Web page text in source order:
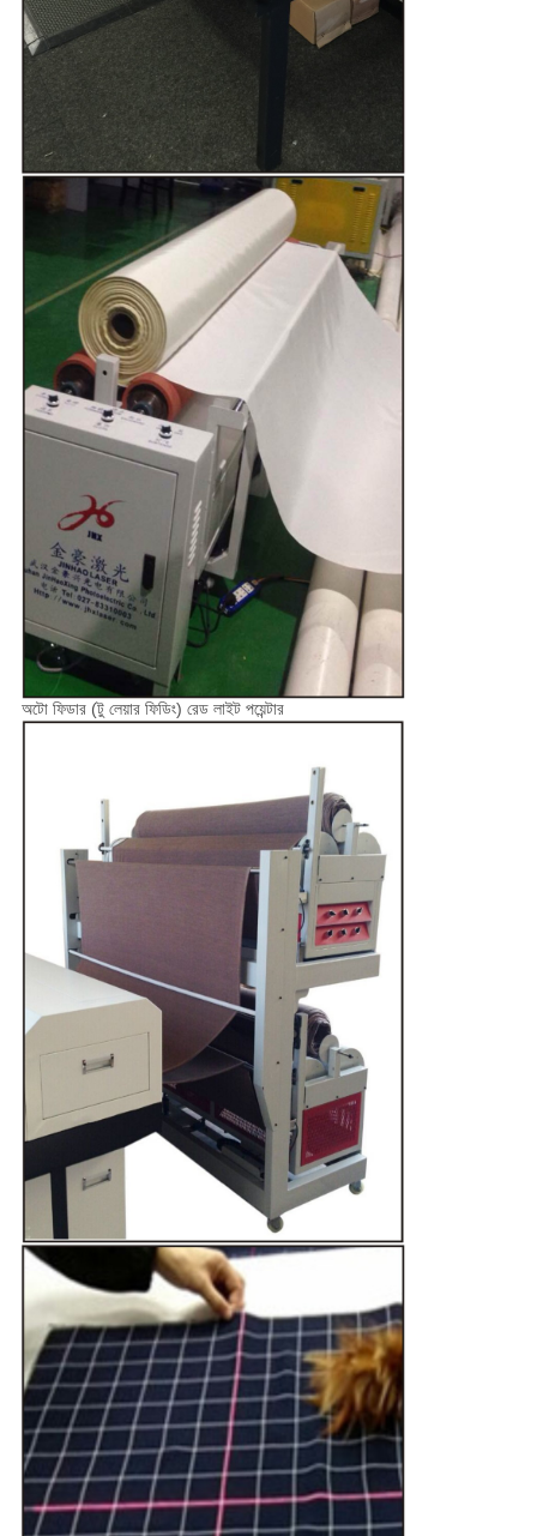
অটো ফিডার (টু লেয়ার ফিডিং) রেড লাইট পয়েন্টার